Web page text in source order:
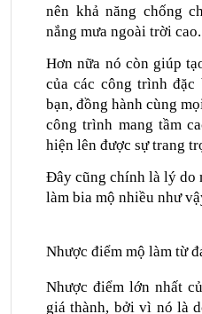
nên khả năng chống
nắng mưa ngoài trời cao.
Hơn nữa nó còn giúp
của các công trình đặc
bạn, đồng hành cùng
công trình mang tầm
hiện lên được sự trang
Đây cũng chính là lý do
làm bia mộ nhiều như
Nhược điểm mộ làm từ
Nhược điểm lớn nhất
giá thành, bởi vì nó là